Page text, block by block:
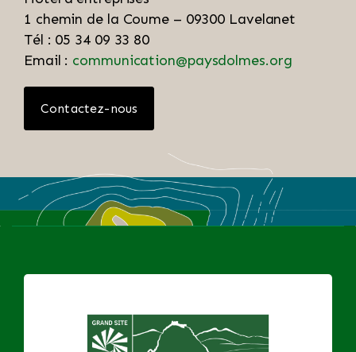
1 chemin de la Coume – 09300 Lavelanet
Tél : 05 34 09 33 80
Email : communication@paysdolmes.org
Contactez-nous